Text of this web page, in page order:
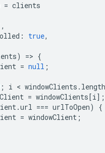
= clients
,
: true,
) => {
= null ;
; i < windowClients . length
= windowClients[i];
.url === urlToOpen)
{
= windowClient ;